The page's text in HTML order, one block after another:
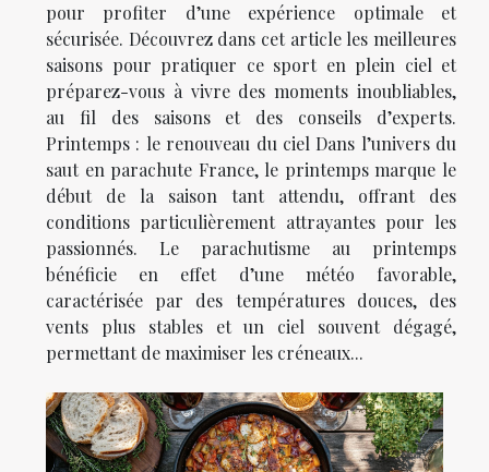
pour profiter d’une expérience optimale et
sécurisée. Découvrez dans cet article les meilleures
saisons pour pratiquer ce sport en plein ciel et
préparez-vous à vivre des moments inoubliables,
au fil des saisons et des conseils d’experts.
Printemps : le renouveau du ciel Dans l’univers du
saut en parachute France, le printemps marque le
début de la saison tant attendu, offrant des
conditions particulièrement attrayantes pour les
passionnés. Le parachutisme au printemps
bénéficie en effet d’une météo favorable,
caractérisée par des températures douces, des
vents plus stables et un ciel souvent dégagé,
permettant de maximiser les créneaux...